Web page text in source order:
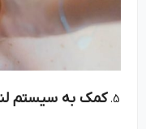
کمک به سیستم